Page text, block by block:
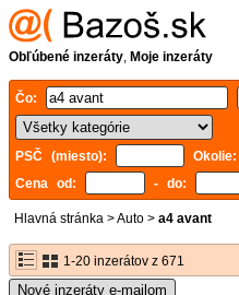
Obľúbené inzeráty, Moje inzeráty
Čo:
PSČ (miesto): Okolie:
Cena od:
- do:
Hlavná stránka >Auto > a4 avant
1-20 inzerátov z 671
Nové inzeráty e-mailom